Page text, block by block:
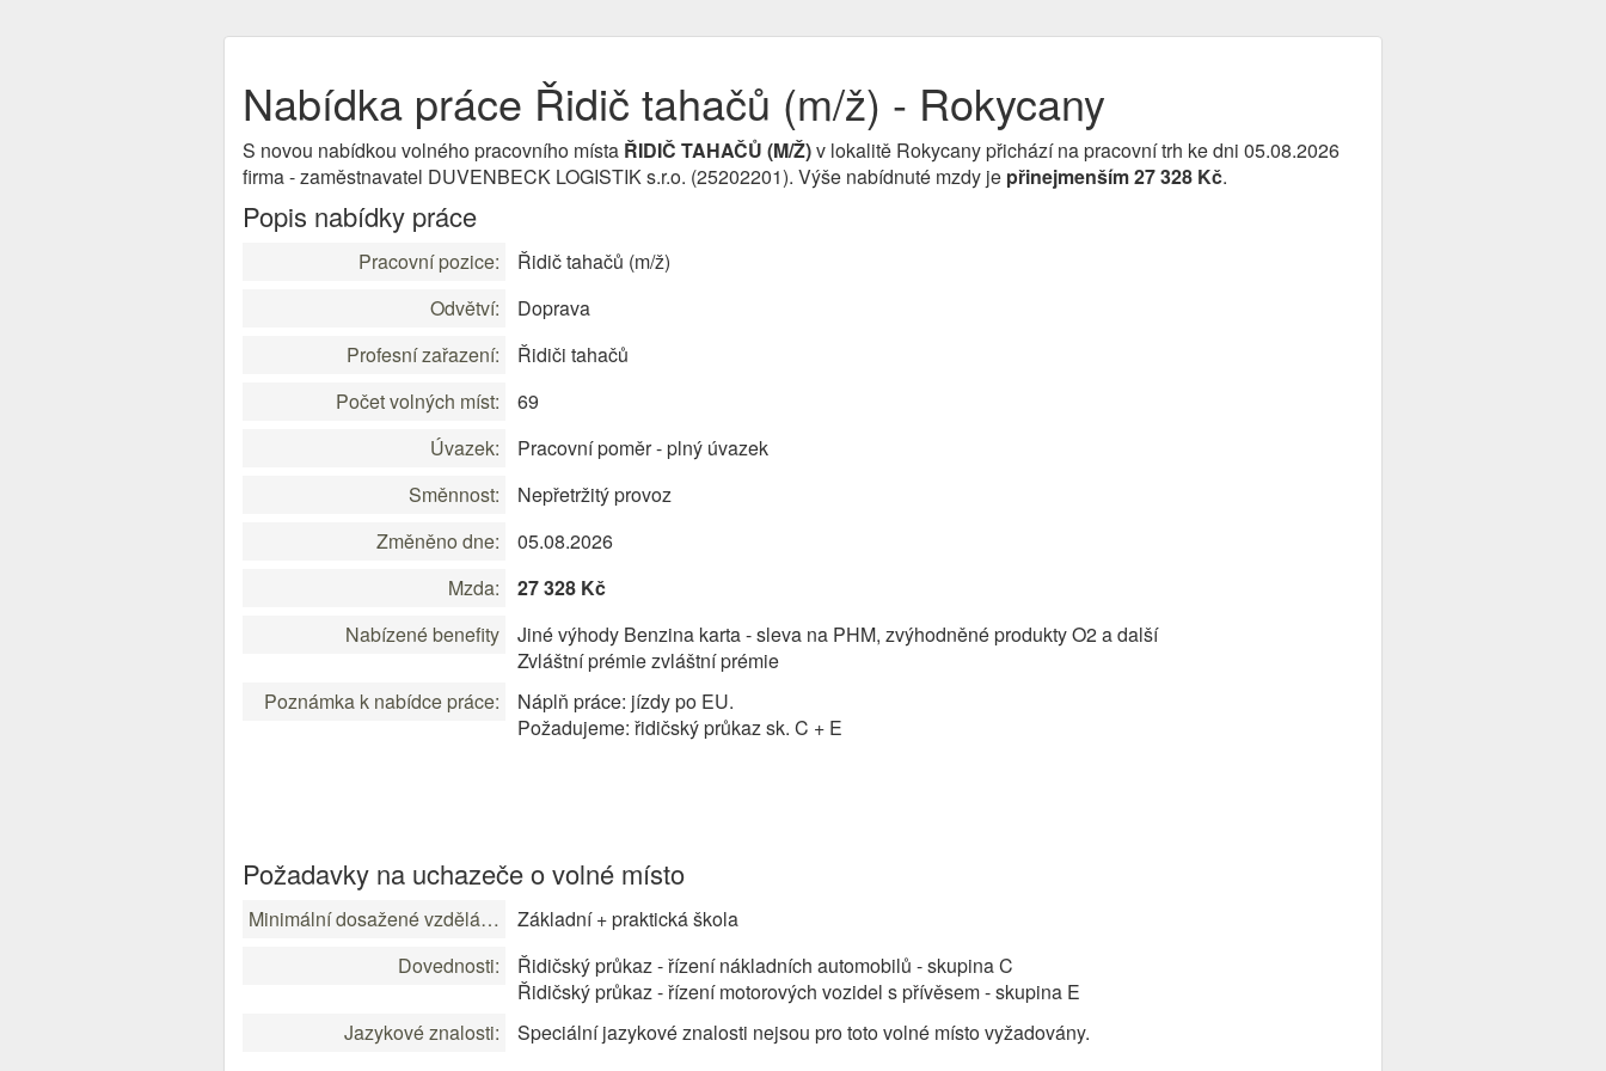
Nabídka práce Řidič tahačů (m/ž) - Rokycany
S novou nabídkou volného pracovního místa ŘIDIČ TAHAČŮ (M/Ž)v lokalitě Rokycany přichází na pracovní trh ke dni 05.08.2026
firma - zaměstnavatel DUVENBECK LOGISTIK s.r.o. (25202201). Výše nabídnuté mzdy je přinejmenším 27 328 Kč.
Popis nabídky práce
Pracovní pozice:
Řidič tahačů (m/ž)
Odvětví:
Doprava
Profesní zařazení:
Řidiči tahačů
Počet volných míst:
69
Úvazek:
Pracovní poměr - plný úvazek
Směnnost:
Nepřetržitý provoz
Změněno dne:
05.08.2026
Mzda:
27 328 Kč
Nabízené benefity
Jiné výhody Benzina karta - sleva na PHM, zvýhodněné produkty O2 a další
Zvláštní prémie zvláštní prémie
Poznámka k nabídce práce:
Náplň práce: jízdy po EU.
Požadujeme: řidičský průkaz sk. C + E
Požadavky na uchazeče o volné místo
Minimální dosažené vzdělání:
Základní + praktická škola
Dovednosti:
Řidičský průkaz - řízení nákladních automobilů - skupina C
Řidičský průkaz - řízení motorových vozidel s přívěsem - skupina E
Jazykové znalosti:
Speciální jazykové znalosti nejsou pro toto volné místo vyžadovány.